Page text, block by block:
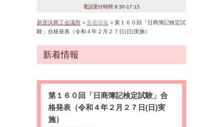
電話受付時間 8:30-17:15
新居浜商工会議所 > 新着情報 > 第１６０回「日商簿記検定試
験」合格発表（令和４年２月２７日(日)実施）
新着情報
第１６０回「日商簿記検定試験」合
格発表（令和４年２月２７日(日)実
施）